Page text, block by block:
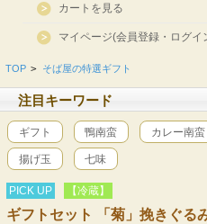
カートを見る
マイページ(会員登録・ログイ
TOP > そば屋の特選ギフト
注目キーワード
ギフト 鴨南蛮 カレー南蛮
揚げ玉 七味
PICK UP 【冷蔵】
ギフトセット 「菊」挽きぐる